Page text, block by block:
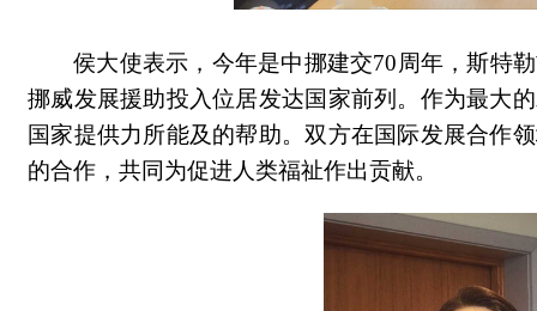
侯大使表示，今年是中挪建交70周年，斯特
挪威发展援助投入位居发达国家前列。作为最大
国家提供力所能及的帮助。双方在国际发展合作
的合作，共同为促进人类福祉作出贡献。